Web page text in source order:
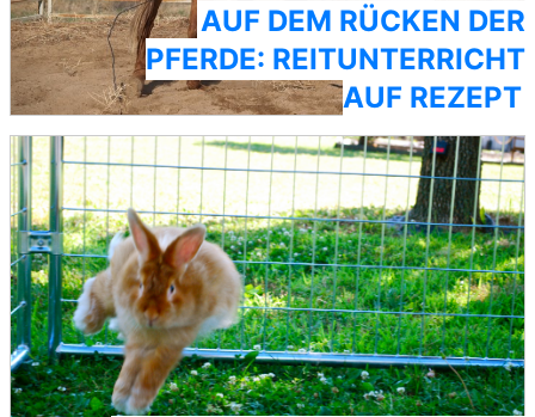
AUF DEM RÜCKEN DER
PFERDE: REITUNTERRICHT
AUF REZEPT